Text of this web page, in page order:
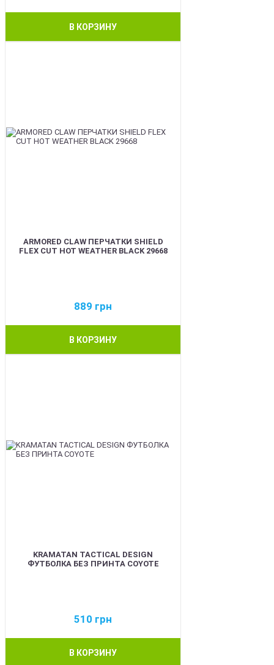
В КОРЗИНУ
ARMORED CLAW ПЕРЧАТКИ SHIELD
FLEX CUT HOT WEATHER BLACK 29668
889 грн
В КОРЗИНУ
KRAMATAN TACTICAL DESIGN
ФУТБОЛКА БЕЗ ПРИНТА COYOTE
510 грн
В КОРЗИНУ